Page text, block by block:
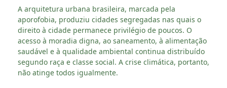
A arquitetura urbana brasileira, marcada pela
aporofobia, produziu cidades segregadas nas quais o
direito à cidade permanece privilégio de poucos. O
acesso à moradia digna, ao saneamento, à alimentação
saudável e à qualidade ambiental continua distribuído
segundo raça e classe social. A crise climática, portanto,
não atinge todos igualmente.